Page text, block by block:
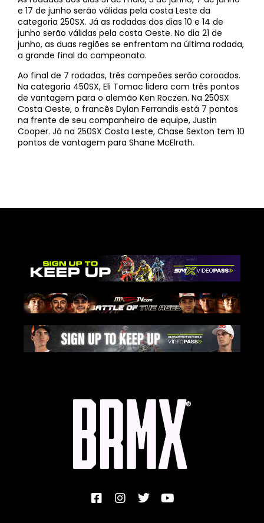
e 17 de junho serão válidas pela costa Leste da
categoria 250SX. Já as rodadas dos dias 10 e 14 de
junho serão válidas pela costa Oeste. No dia 21 de
junho, as duas regiões se enfrentam na última rodada,
a grande final do campeonato.
Ao final de 7 rodadas, três campeões serão coroados.
Na categoria 450SX, Eli Tomac lidera com três pontos
de vantagem para o alemão Ken Roczen. Na 250SX
Costa Oeste, o francês Dylan Ferrandis está 7 pontos
na frente de seu companheiro de equipe, Justin
Cooper. Já na 250SX Costa Leste, Chase Sexton tem 10
pontos de vantagem para Shane McElrath.